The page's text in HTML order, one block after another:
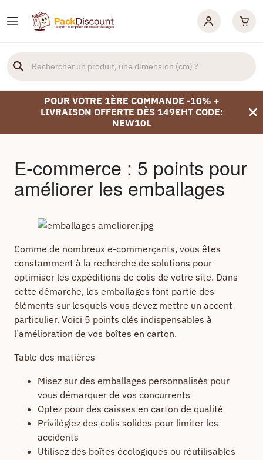
POUR VOTRE 1ÈRE COMMANDE -10% +
LIVRAISON OFFERTE DÈS 149€HT CODE:
NEW10L
E-commerce : 5 points pour
améliorer les emballages
Comme de nombreux e-commerçants, vous êtes
constamment à la recherche de solutions pour
optimiser les expéditions de colis de votre site. Dans
cette démarche, les emballages font partie des
éléments sur lesquels vous devez mettre un accent
particulier. Voici 5 points clés indispensables à
l’amélioration de vos boîtes en carton.
Table des matières
Misez sur des emballages personnalisés pour
vous démarquer de vos concurrents
Optez pour des caisses en carton de qualité
Privilégiez des colis solides pour limiter les
accidents
Utilisez des boîtes écologiques ou réutilisables